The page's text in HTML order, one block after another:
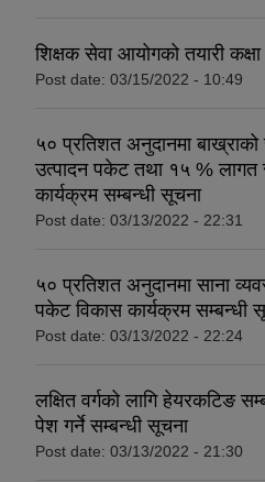
शिक्षक सेवा आयोगको तयारी
Post date: 03/15/2022 - 10:49
५० प्रतिशत अनुदानमा बाख्राको
उत्पादन पकेट तथा १५ % लागत
कार्यक्रम सम्बन्धी सूचना
Post date: 03/13/2022 - 22:31
५० प्रतिशत अनुदानमा साना
पकेट विकास कार्यक्रम सम्बन्धी
Post date: 03/13/2022 - 22:24
लक्षित वर्गको लागि हेयरकटिङ
पेश गर्ने सम्बन्धी सूचना
Post date: 03/13/2022 - 21:30